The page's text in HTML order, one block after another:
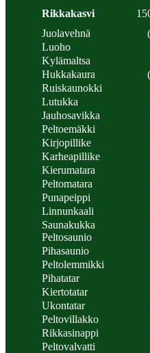
Rikkakasvi
Juolavehnä
Luoho
Kylämaltsa
Hukkakaura
Ruiskaunokki
Lutukka
Jauhosavikka
Peltoemäkki
Kirjopillike
Karheapillike
Kierumatara
Peltomatara
Punapeippi
Linnunkaali
Saunakukka
Peltosaunio
Pihasaunio
Peltolemmikki
Pihatatar
Kiertotatar
Ukontatar
Peltovillakko
Rikkasinappi
Peltovalvatti